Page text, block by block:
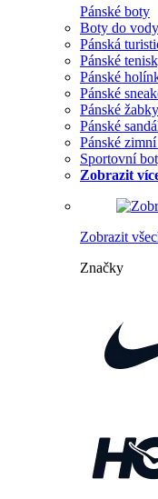
Pánské boty
Boty do
Pánská
Pánské
Pánské
Pánské
Pánské
Pánské
Pánské
Sportovní
Zobrazit
Zobrazit
Značky